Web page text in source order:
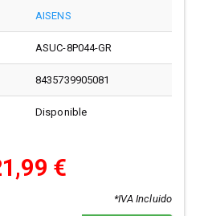
AISENS
ASUC-8P044-GR
8435739905081
Disponible
€
*IVA Incluido